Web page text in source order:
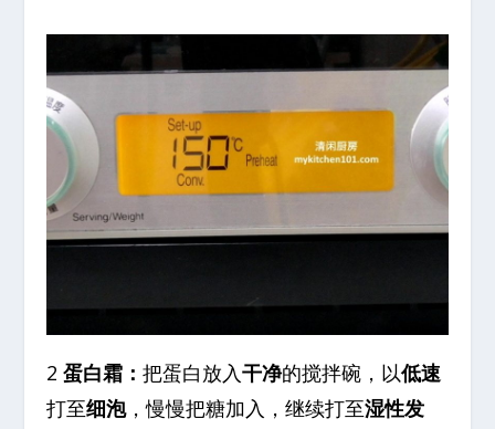
2蛋白霜：把蛋白放入干净的搅拌碗，以低速
打至细泡，慢慢把糖加入，继续打至湿性发